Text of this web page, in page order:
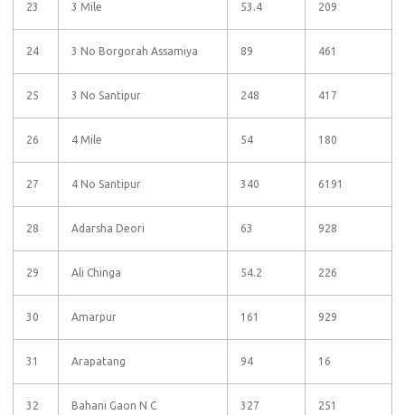
23 3 Mile 53.4 209
24 3 No Borgorah Assamiya 89 461
25 3 No Santipur 248 417
26 4 Mile 54 180
27 4 No Santipur 340 6191
28 Adarsha Deori 63 928
29 Ali Chinga 54.2 226
30 Amarpur 161 929
31 Arapatang 94 16
32 Bahani Gaon N C 327 251